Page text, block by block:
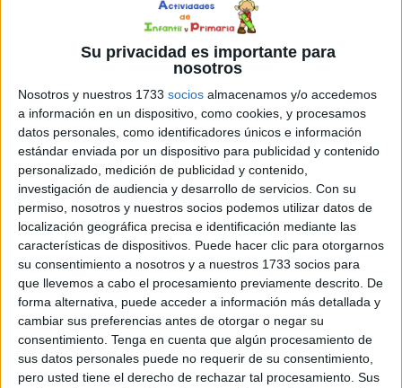
Su privacidad es importante para
nosotros
Nosotros y nuestros 1733 socios almacenamos y/o accedemos
a información en un dispositivo, como cookies, y procesamos
datos personales, como identificadores únicos e información
estándar enviada por un dispositivo para publicidad y contenido
personalizado, medición de publicidad y contenido,
investigación de audiencia y desarrollo de servicios. Con su
permiso, nosotros y nuestros socios podemos utilizar datos de
localización geográfica precisa e identificación mediante las
características de dispositivos. Puede hacer clic para otorgarnos
su consentimiento a nosotros y a nuestros 1733 socios para
que llevemos a cabo el procesamiento previamente descrito. De
forma alternativa, puede acceder a información más detallada y
cambiar sus preferencias antes de otorgar o negar su
consentimiento. Tenga en cuenta que algún procesamiento de
sus datos personales puede no requerir de su consentimiento,
pero usted tiene el derecho de rechazar tal procesamiento. Sus